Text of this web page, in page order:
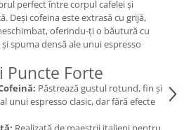
perfect între corpul cafelei și
Deși cofeina este extrasă cu grijă,
oferindu-ți o băutură cu
spuma densă ale unui espresso
Puncte Forte
Păstrează gustul rotund, fin și
unui espresso clasic, dar fără efecte